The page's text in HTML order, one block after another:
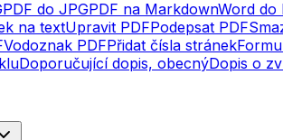
PDF do JPGPDF na MarkdownWord do
na textUpravit PDFPodepsat PDF
Vodoznak PDFPřidat čísla stránek
Doporučující dopis, obecnýDopis o